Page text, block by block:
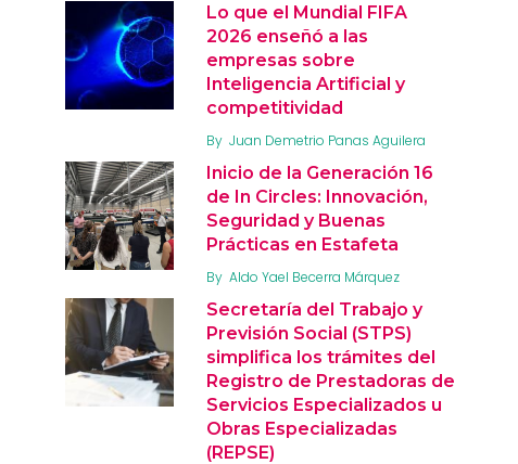
Lo que el Mundial FIFA
2026 enseñó a las
empresas sobre
Inteligencia Artificial y
competitividad
By Juan Demetrio Panas Aguilera
Inicio de la Generación 16
de In Circles: Innovación,
Seguridad y Buenas
Prácticas en Estafeta
By Aldo Yael Becerra Márquez
Secretaría del Trabajo y
Previsión Social (STPS)
simplifica los trámites del
Registro de Prestadoras de
Servicios Especializados u
Obras Especializadas
(REPSE)